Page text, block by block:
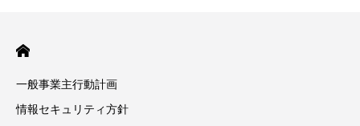
一般事業主行動計画
情報セキュリティ方針